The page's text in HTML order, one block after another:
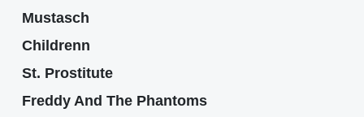
Mustasch
Childrenn
St. Prostitute
Freddy And The Phantoms